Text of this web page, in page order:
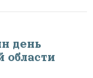
день
области